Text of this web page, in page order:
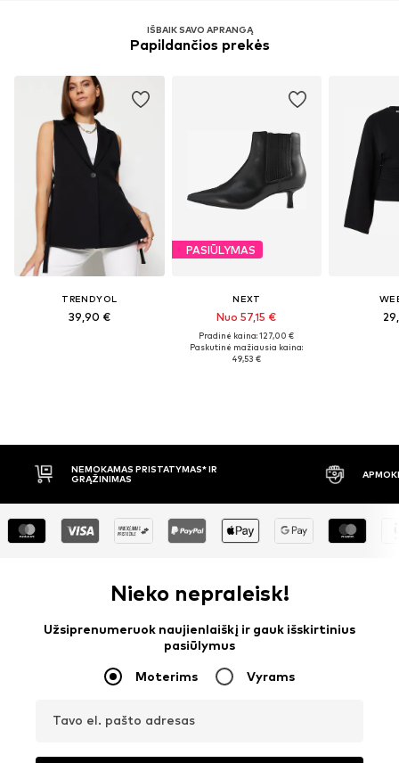
IŠBAIK SAVO APRANGĄ
Papildančios prekės
TRENDYOL
39,90 €
PASIŪLYMAS
NEXT
Nuo 57,15 €
Pradinė kaina: 127,00 €
Paskutinė mažiausia kaina:
49,53 €
APMOKĖJIMAS PRISTAČIUS 30 DIENŲ
Nieko nepraleisk!
Užsiprenumeruok naujienlaiškį ir gauk išskirtinius
pasiūlymus
Moterims Vyrams
Tavo el. pašto adresas